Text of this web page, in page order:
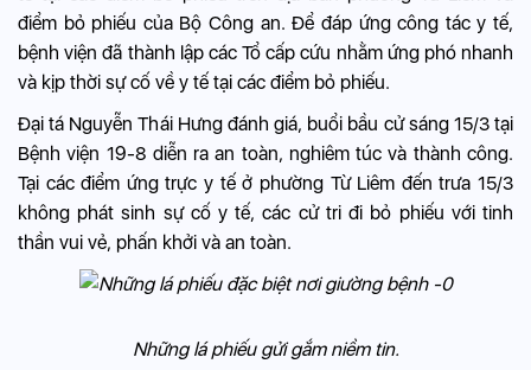
điểm bỏ phiếu của Bộ Công an. Để đáp ứng công tác y tế,
bệnh viện đã thành lập các Tổ cấp cứu nhằm ứng phó nhanh
và kịp thời sự cố về y tế tại các điểm bỏ phiếu.
Đại tá Nguyễn Thái Hưng đánh giá, buổi bầu cử sáng 15/3 tại
Bệnh viện 19-8 diễn ra an toàn, nghiêm túc và thành công.
Tại các điểm ứng trực y tế ở phường Từ Liêm đến trưa 15/3
không phát sinh sự cố y tế, các cử tri đi bỏ phiếu với tinh
thần vui vẻ, phấn khởi và an toàn.
Những lá phiếu gửi gắm niềm tin.